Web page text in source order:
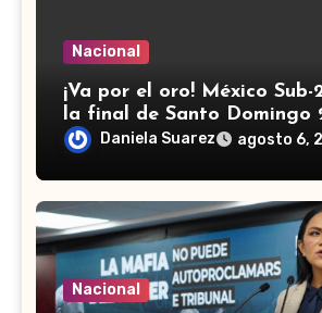
Nacional
¡Va por el oro! México Sub-
la final de Santo Domingo
golear a Panamá
Daniela Suarez agosto 6,
Nacional